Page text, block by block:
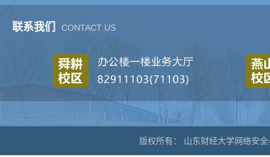
联系我们 CONTACT US
版权所有： 山东财经大学网络安